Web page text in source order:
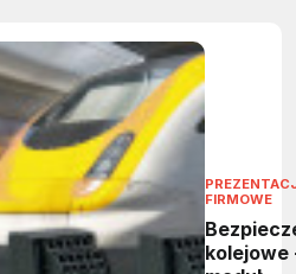
FIRMOWE
kolejowe